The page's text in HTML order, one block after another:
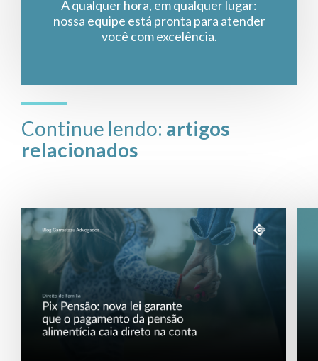
A qualquer hora, em qualquer lugar:
nossa equipe está pronta para atender
você com excelência.
Continue lendo: artigos
relacionados